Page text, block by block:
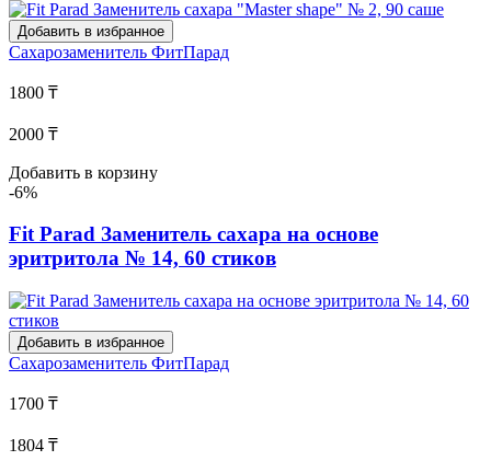
Добавить в избранное
Сахарозаменитель ФитПарад
1800 ₸
2000 ₸
Добавить в корзину
-6%
Fit Parad Заменитель сахара на основе
эритритола № 14, 60 стиков
Добавить в избранное
Сахарозаменитель ФитПарад
1700 ₸
1804 ₸